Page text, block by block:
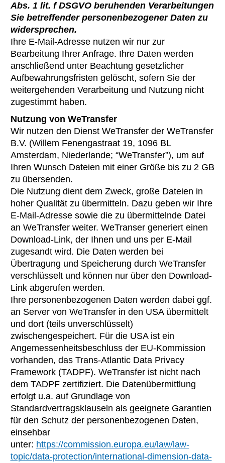
Abs. 1 lit. f DSGVO beruhenden Verarbeitungen
Sie betreffender personenbezogener Daten zu
widersprechen.
Ihre E-Mail-Adresse nutzen wir nur zur
Bearbeitung Ihrer Anfrage. Ihre Daten werden
anschließend unter Beachtung gesetzlicher
Aufbewahrungsfristen gelöscht, sofern Sie der
weitergehenden Verarbeitung und Nutzung nicht
zugestimmt haben.
Nutzung von WeTransfer
Wir nutzen den Dienst WeTransfer der WeTransfer
B.V. (Willem Fenengastraat 19, 1096 BL
Amsterdam, Niederlande; “WeTransfer”), um auf
Ihren Wunsch Dateien mit einer Größe bis zu 2 GB
zu übersenden.
Die Nutzung dient dem Zweck, große Dateien in
hoher Qualität zu übermitteln. Dazu geben wir Ihre
E-Mail-Adresse sowie die zu übermittelnde Datei
an WeTransfer weiter. WeTranser generiert einen
Download-Link, der Ihnen und uns per E-Mail
zugesandt wird. Die Daten werden bei
Übertragung und Speicherung durch WeTransfer
verschlüsselt und können nur über den Download-
Link abgerufen werden.
Ihre personenbezogenen Daten werden dabei ggf.
an Server von WeTransfer in den USA übermittelt
und dort (teils unverschlüsselt)
zwischengespeichert. Für die USA ist ein
Angemessenheitsbeschluss der EU-Kommission
vorhanden, das Trans-Atlantic Data Privacy
Framework (TADPF). WeTransfer ist nicht nach
dem TADPF zertifiziert. Die Datenübermittlung
erfolgt u.a. auf Grundlage von
Standardvertragsklauseln als geeignete Garantien
für den Schutz der personenbezogenen Daten,
einsehbar
unter: https://commission.europa.eu/law/law-
topic/data-protection/international-dimension-data-